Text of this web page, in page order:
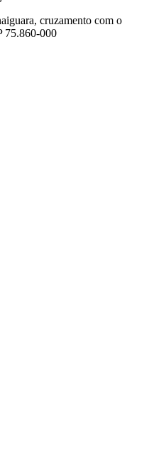
cruzamento com o
75.860-000